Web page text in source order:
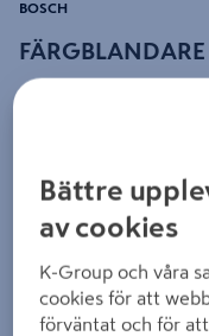
BOSCH
Detaljerad
Bättre
av cookies
K-Group och våra
cookies för att
förväntat och för